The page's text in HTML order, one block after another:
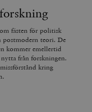
fästen för politisk
postmodern teori. De
kommer emellertid
från forskningen.
kring